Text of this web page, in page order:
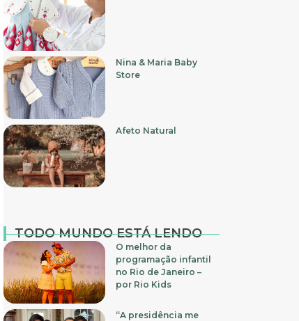
Nina & Maria Baby
Store
Afeto Natural
TODO MUNDO ESTÁ LENDO
O melhor da
programação infantil
no Rio de Janeiro –
por Rio Kids
“A presidência me